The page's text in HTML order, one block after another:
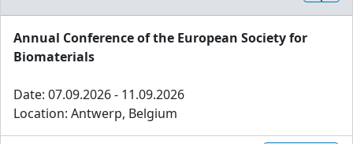
Annual Conference of the European Society for
Biomaterials
Date: 07.09.2026 - 11.09.2026
Location: Antwerp, Belgium